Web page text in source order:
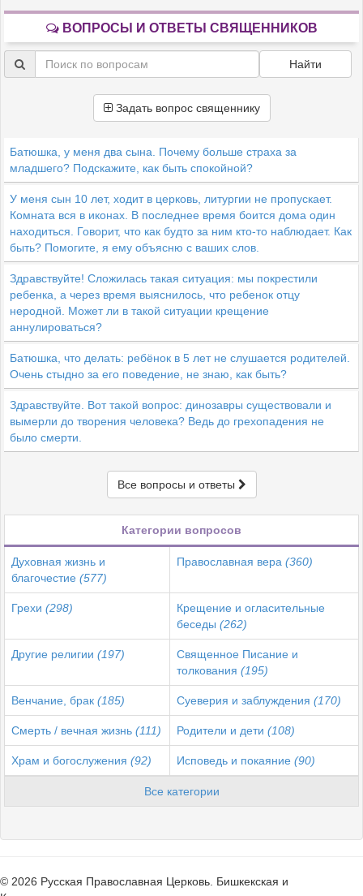
ВОПРОСЫ И ОТВЕТЫ СВЯЩЕННИКОВ
Найти
Задать вопрос священнику
Батюшка, у меня два сына. Почему больше страха за
младшего? Подскажите, как быть спокойной?
У меня сын 10 лет, ходит в церковь, литургии не пропускает.
Комната вся в иконах. В последнее время боится дома один
находиться. Говорит, что как будто за ним кто-то наблюдает. Как
быть? Помогите, я ему объясню с ваших слов.
Здравствуйте! Сложилась такая ситуация: мы покрестили
ребенка, а через время выяснилось, что ребенок отцу
неродной. Может ли в такой ситуации крещение
аннулироваться?
Батюшка, что делать: ребёнок в 5 лет не слушается родителей.
Очень стыдно за его поведение, не знаю, как быть?
Здравствуйте. Вот такой вопрос: динозавры существовали и
вымерли до творения человека? Ведь до грехопадения не
было смерти.
Все вопросы и ответы
Категории вопросов
Духовная жизнь и
благочестие (577)
Православная вера (360)
Грехи (298)
Крещение и огласительные
беседы (262)
Другие религии (197)
Священное Писание и
толкования (195)
Венчание, брак (185) Суеверия и заблуждения (170)
Смерть / вечная жизнь (111) Родители и дети (108)
Храм и богослужения (92) Исповедь и покаяние (90)
Все категории
© 2026 Русская Православная Церковь. Бишкекская и